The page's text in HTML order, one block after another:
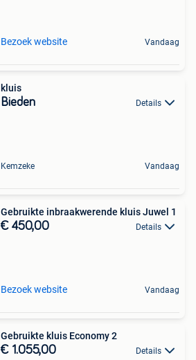
Bezoek website Vandaag
kluis
Bieden Details
Kemzeke Vandaag
Gebruikte inbraakwerende kluis Juwel 1
€ 450,00 Details
Bezoek website Vandaag
Gebruikte kluis Economy 2
€ 1.055,00 Details